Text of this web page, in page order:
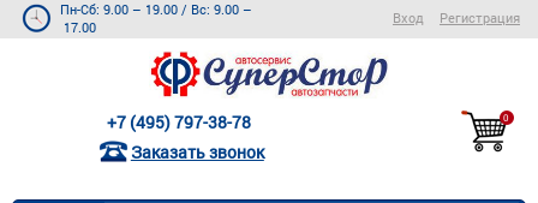
Пн-Сб: 9.00 – 19.00 / Вс: 9.00 –
17.00
Вход Регистрация
+7 (495) 797-38-78
Заказать звонок
0